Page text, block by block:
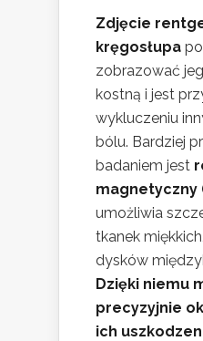
Zdjęcie
kręgosłupa
zobrazować
kostną i jest
wykluczeniu
bólu. Bardziej
badaniem jest
magnetyczny
umożliwia
tkanek
dysków
Dzięki niemu
precyzyjnie
ich